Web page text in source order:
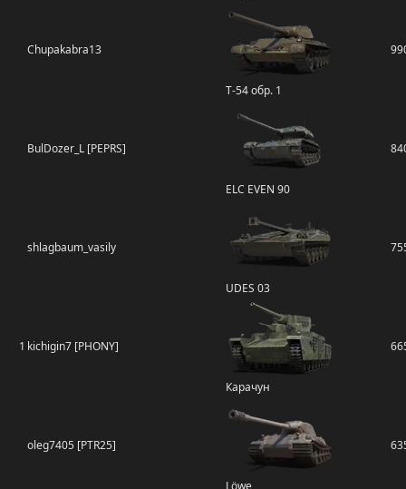
Chupakabra13
Т-54 обр. 1
BulDozer_L [PEPRS]
ELC EVEN 90
shlagbaum_vasily
UDES 03
1 kichigin7 [PHONY]
Карачун
oleg7405 [PTR25]
Löwe